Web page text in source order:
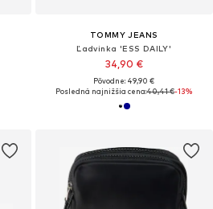
TOMMY JEANS
Ľadvinka 'ESS DAILY'
34,90 €
Pôvodne: 49,90 €
Posledná najnižšia cena:40,41 €-13%